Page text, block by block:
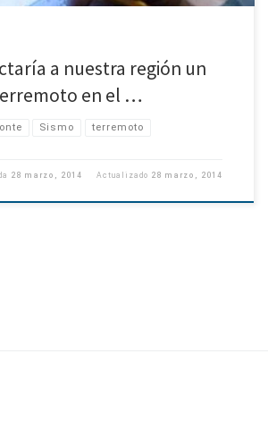
a nuestra región un
en el …
Sismo terremoto
28 marzo, 2014 Actualizado 28 marzo, 2014